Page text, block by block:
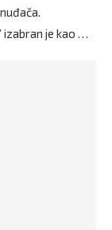
izabran je kao …